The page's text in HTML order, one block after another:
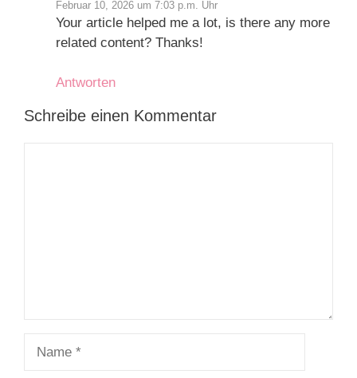
Februar 10, 2026 um 7:03 p.m. Uhr
Your article helped me a lot, is there any more
related content? Thanks!
Antworten
Schreibe einen Kommentar